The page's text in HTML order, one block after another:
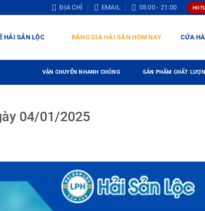
ĐỊA CHỈ EMAIL 05:00 - 21:00
HẢI SẢN LỘC BẢNG GIÁ HẢI SẢN HÔM NAY CỬA
VẬN CHUYỂN NHANH CHÓNG SẢN PHẨM CHẤT
04/01/2025